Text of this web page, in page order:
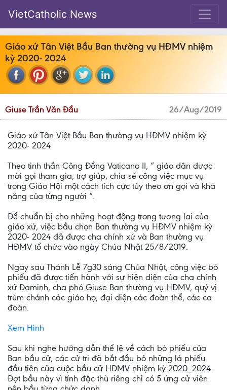
VietCatholic News
Giáo xứ Tân Việt Bầu Ban thường vụ HĐMV nhiệm
kỳ 2020- 2024
Giuse Trần Văn Đẩu 26/Aug/2019
Giáo xứ Tân Việt Bầu Ban thường vụ HĐMV nhiệm kỳ
2020- 2024
Theo tinh thần Công Đồng Vaticano II, “ giáo dân được
mời gọi tham gia, trợ giúp, chia sẻ công việc mục vụ
trong Giáo Hội một cách tích cực tùy theo ơn gọi và khả
năng của từng người “.
Để chuẩn bị cho những hoạt động trong tương lai của
giáo xứ, việc bầu chọn Ban thường vụ HĐMV nhiệm kỳ
2020- 2024 đã được cha chính xứ và Ban thường vụ
HĐMV tổ chức vào ngày Chúa Nhật 25/8/2019.
Ngay sau Thánh Lễ 7g30 sáng Chúa Nhật, công việc bỏ
phiếu đã được tiến hành với sự hiện diện của cha chính
xứ Đaminh, cha phó Giuse Ban thường vụ HĐMV, quý vị
trùm chánh các giáo họ, đại diện các đoàn thể, các ca
đoàn.
Xem Hình
Sau khi nghe hướng dẫn thể lệ về cách bỏ phiếu của
Ban bầu cử, các cử tri đã bắt đầu bỏ những lá phiếu
đầu tiên của cuộc bầu cử HĐMV nhiệm kỳ 2020_2024.
Đợt bầu này vì tính đặc thù riêng chỉ có 5 ứng cử viên